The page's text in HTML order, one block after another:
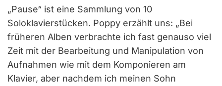
„Pause“ ist eine Sammlung von 10
Soloklavierstücken. Poppy erzählt uns: „Bei
früheren Alben verbrachte ich fast genauso viel
Zeit mit der Bearbeitung und Manipulation von
Aufnahmen wie mit dem Komponieren am
Klavier, aber nachdem ich meinen Sohn